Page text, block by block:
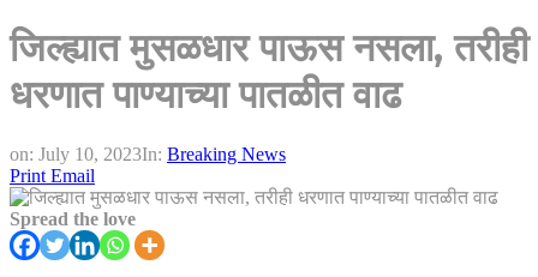
जिल्ह्यात मुसळधार पाऊस नसला, तरीही
धरणात पाण्याच्या पातळीत वाढ
on: July 10, 2023In: Breaking News
Print Email
Spread the love